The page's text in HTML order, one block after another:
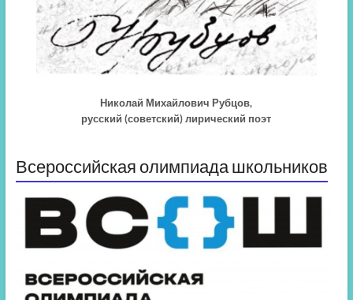
Николай Михайлович Рубцов,
русский (советский) лирический поэт
Всероссийская олимпиада школьников